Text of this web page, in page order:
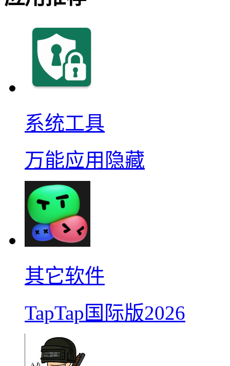
系统工具
万能应用隐藏
其它软件
TapTap国际版2026